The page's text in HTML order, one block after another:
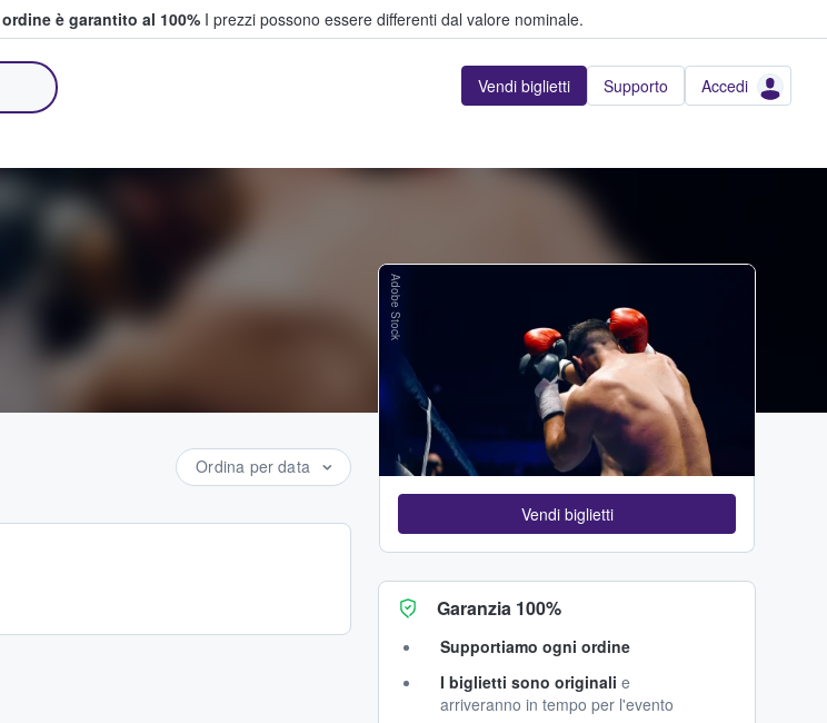
è garantito al 100% I prezzi possono essere differenti dal valore nominale.
Vendi biglietti Supporto Accedi
Ordina per data
Adobe Stock
Vendi biglietti
Garanzia 100%
Supportiamo ogni ordine
I biglietti sono originali e
arriveranno in tempo per l'evento